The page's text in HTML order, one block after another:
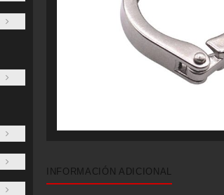
INFORMACIÓN ADICIONAL